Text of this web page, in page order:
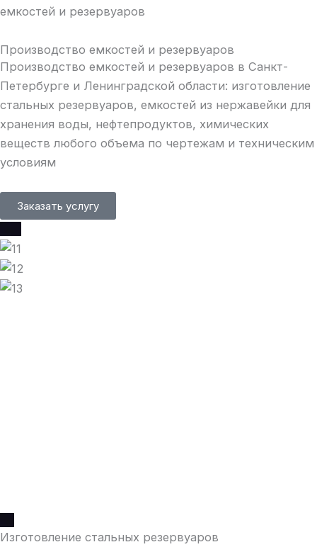
емкостей и резервуаров
Производство емкостей и резервуаров
Производство емкостей и резервуаров в Санкт-
Петербурге и Ленинградской области: изготовление
стальных резервуаров, емкостей из нержавейки для
хранения воды, нефтепродуктов, химических
веществ любого объема по чертежам и техническим
условиям
Заказать услугу
Изготовление стальных резервуаров